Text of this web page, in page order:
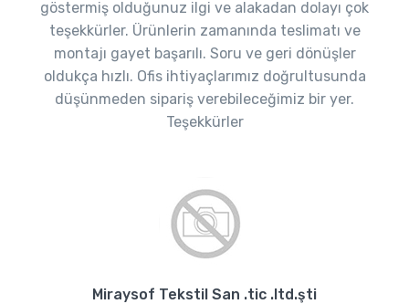
göstermiş olduğunuz ilgi ve alakadan dolayı çok
teşekkürler. Ürünlerin zamanında teslimatı ve
montajı gayet başarılı. Soru ve geri dönüşler
oldukça hızlı. Ofis ihtiyaçlarımız doğrultusunda
düşünmeden sipariş verebileceğimiz bir yer.
Teşekkürler
Miraysof Tekstil San .tic .ltd.şti